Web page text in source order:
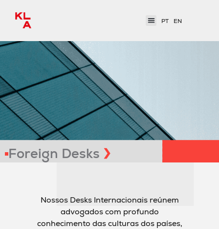
PT EN
Foreign Desks​
Nossos Desks Internacionais reúnem
advogados com profundo
conhecimento das culturas dos países,